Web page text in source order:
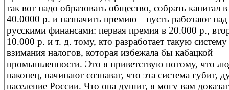
так вот надо образовать общество, собрать капитал в
40.0000 р. и назначить премию—пусть работают над
русскими финансами: первая премия в 20.000 p.,
10.000 р. и т. д. тому, кто разработает такую систему
взимания налогов, которая избежала бы кабацкой
промышленности. Это я приветствую потому, что
наконец, начинают сознават, что эта система губит,
население России. Что она душит, я могу вам